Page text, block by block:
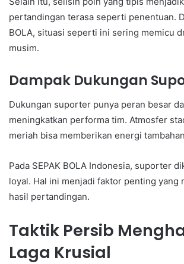
pertandingan terasa seperti penentuan.
BOLA, situasi seperti ini sering memicu
musim.
Dampak Dukungan
Dukungan suporter punya peran besar
meningkatkan performa tim. Atmosfer
meriah bisa memberikan energi
Pada SEPAK BOLA Indonesia, suporter
loyal. Hal ini menjadi faktor penting yang
hasil pertandingan.
Taktik Persib
Laga Krusial